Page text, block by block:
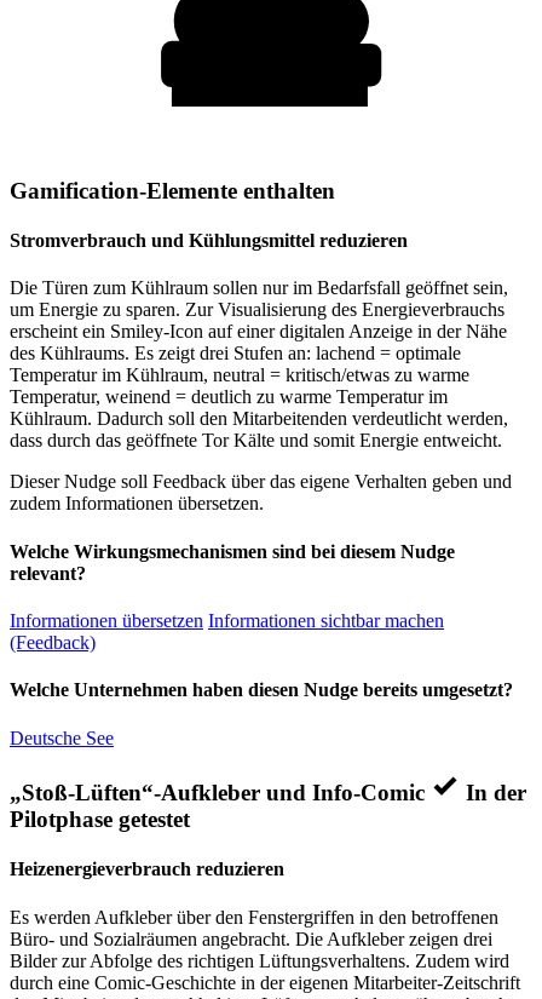
Gamification-Elemente enthalten
Stromverbrauch und Kühlungsmittel reduzieren
Die Türen zum Kühlraum sollen nur im Bedarfsfall geöffnet sein,
um Energie zu sparen. Zur Visualisierung des Energieverbrauchs
erscheint ein Smiley-Icon auf einer digitalen Anzeige in der Nähe
des Kühlraums. Es zeigt drei Stufen an: lachend = optimale
Temperatur im Kühlraum, neutral = kritisch/etwas zu warme
Temperatur, weinend = deutlich zu warme Temperatur im
Kühlraum. Dadurch soll den Mitarbeitenden verdeutlicht werden,
dass durch das geöffnete Tor Kälte und somit Energie entweicht.
Dieser Nudge soll Feedback über das eigene Verhalten geben und
zudem Informationen übersetzen.
Welche Wirkungsmechanismen sind bei diesem Nudge
relevant?
Informationen übersetzen Informationen sichtbar machen
(Feedback)
Welche Unternehmen haben diesen Nudge bereits umgesetzt?
Deutsche See
„Stoß-Lüften“-Aufkleber und Info-Comic
In der
Pilotphase getestet
Heizenergieverbrauch reduzieren
Es werden Aufkleber über den Fenstergriffen in den betroffenen
Büro- und Sozialräumen angebracht. Die Aufkleber zeigen drei
Bilder zur Abfolge des richtigen Lüftungsverhaltens. Zudem wird
durch eine Comic-Geschichte in der eigenen Mitarbeiter-Zeitschrift